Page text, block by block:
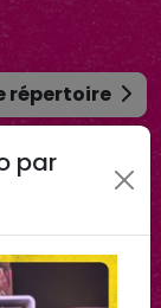
répertoire
par